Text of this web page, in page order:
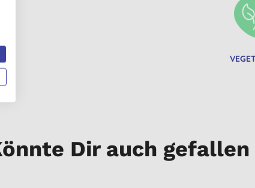
Dir auch gefallen